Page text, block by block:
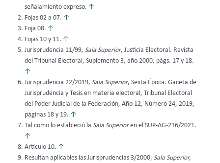
señalamiento expreso. ↑
Fojas 02 a 07. ↑
Foja 08. ↑
Fojas 10 y 11. ↑
Jurisprudencia 11/99, Sala Superior, Justicia Electoral. Revista
del Tribunal Electoral, Suplemento 3, año 2000, págs. 17 y 18.
↑
Jurisprudencia 22/2019, Sala Superior, Sexta Época. Gaceta de
Jurisprudencia y Tesis en materia electoral, Tribunal Electoral
del Poder Judicial de la Federación, Año 12, Número 24, 2019,
páginas 18 y 19. ↑
Tal como lo estableció la Sala Superioren el SUP-AG-216/2021.
↑
Artículo 10. ↑
Resultan aplicables las Jurisprudencias 3/2000, Sala Superior,